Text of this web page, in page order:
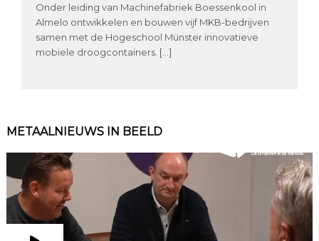
Onder leiding van Machinefabriek Boessenkool in
Almelo ontwikkelen en bouwen vijf MKB-bedrijven
samen met de Hogeschool Münster innovatieve
mobiele droogcontainers. […]
METAALNIEUWS IN BEELD